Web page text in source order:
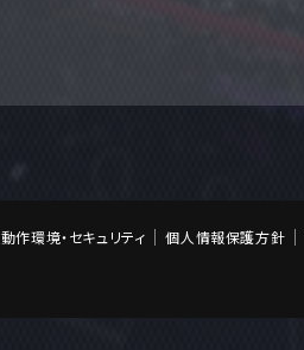
動作環境・セキュリティ 個人情報保護方針